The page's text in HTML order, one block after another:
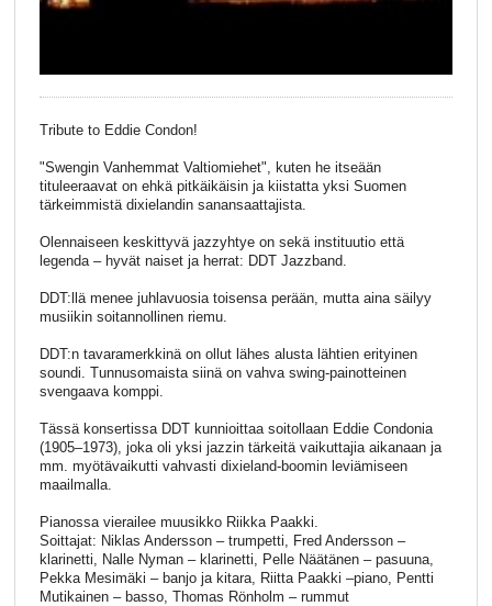
Tribute to Eddie Condon!
"Swengin Vanhemmat Valtiomiehet", kuten he itseään
tituleeraavat on ehkä pitkäikäisin ja kiistatta yksi Suomen
tärkeimmistä dixielandin sanansaattajista.
Olennaiseen keskittyvä jazzyhtye on sekä instituutio että
legenda – hyvät naiset ja herrat: DDT Jazzband.
DDT:llä menee juhlavuosia toisensa perään, mutta aina säilyy
musiikin soitannollinen riemu.
DDT:n tavaramerkkinä on ollut lähes alusta lähtien erityinen
soundi. Tunnusomaista siinä on vahva swing-painotteinen
svengaava komppi.
Tässä konsertissa DDT kunnioittaa soitollaan Eddie Condonia
(1905–1973), joka oli yksi jazzin tärkeitä vaikuttajia aikanaan ja
mm. myötävaikutti vahvasti dixieland-boomin leviämiseen
maailmalla.
Pianossa vierailee muusikko Riikka Paakki.
Soittajat: Niklas Andersson – trumpetti, Fred Andersson –
klarinetti, Nalle Nyman – klarinetti, Pelle Näätänen – pasuuna,
Pekka Mesimäki – banjo ja kitara, Riitta Paakki –piano, Pentti
Mutikainen – basso, Thomas Rönholm – rummut